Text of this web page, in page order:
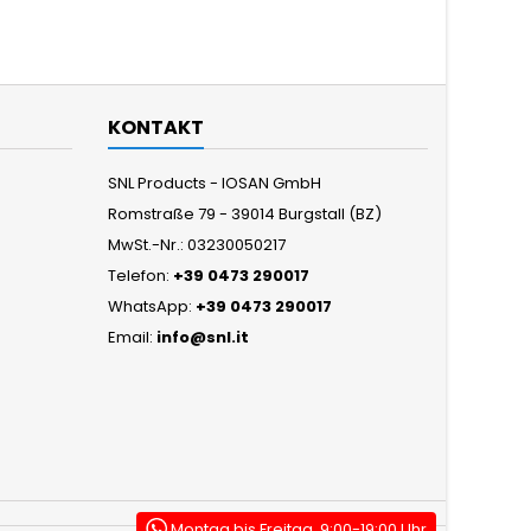
KONTAKT
SNL Products - IOSAN GmbH
Romstraße 79 - 39014 Burgstall (BZ)
MwSt.-Nr.: 03230050217
Telefon: +39 0473 290017
WhatsApp: +39 0473 290017
Email: info@snl.it